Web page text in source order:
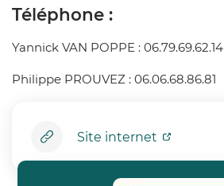
Téléphone :
Yannick VAN POPPE : 06.79.69.62.14
Philippe PROUVEZ : 06.06.68.86.81
Site internet